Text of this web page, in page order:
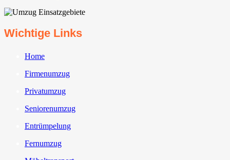
Wichtige Links
Home
Firmenumzug
Privatumzug
Seniorenumzug
Entrümpelung
Fernumzug